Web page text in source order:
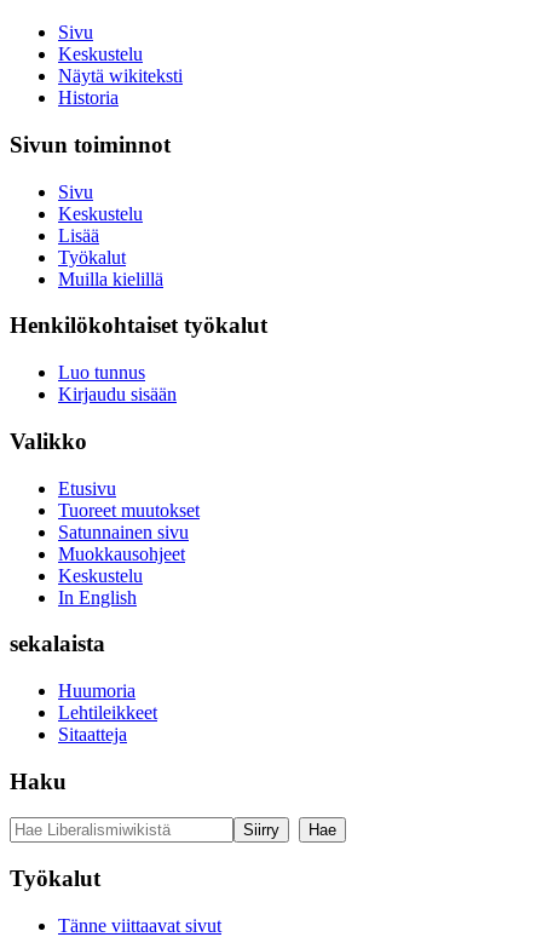
Sivu
Keskustelu
Näytä wikiteksti
Historia
Sivun toiminnot
Sivu
Keskustelu
Lisää
Työkalut
Muilla kielillä
Henkilökohtaiset työkalut
Luo tunnus
Kirjaudu sisään
Valikko
Etusivu
Tuoreet muutokset
Satunnainen sivu
Muokkausohjeet
Keskustelu
In English
sekalaista
Huumoria
Lehtileikkeet
Sitaatteja
Haku
Työkalut
Tänne viittaavat sivut